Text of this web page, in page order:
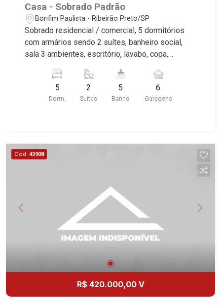
Casa - Sobrado Padrão
Bonfim Paulista - Ribeirão Preto/SP
Sobrado residencial / comercial, 5 dormitórios
com armários sendo 2 suítes, banheiro social,
sala 3 ambientes, escritório, lavabo, copa,
sacada, varanda gourmet com churrasqueira,
edícula, quintal, corredor lateral, jardim, aquecedor
solar, 6 vagas sendo 2 cobertas, excelente
em Venda e Locação! Avenida João Fiúsa, 1051 -
Alto da Boa Vista | Ribeirão Preto.
5
Dorm.
2
Suítes
5
Banho
6
Garagens
Cód. 43908
R$ 420.000,00 V